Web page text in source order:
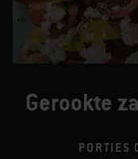
Gerookte
PORTIES